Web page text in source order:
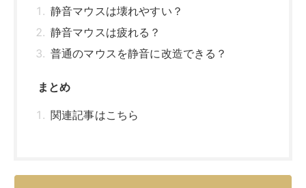
静音マウスは壊れやすい？
静音マウスは疲れる？
普通のマウスを静音に改造できる？
まとめ
関連記事はこちら